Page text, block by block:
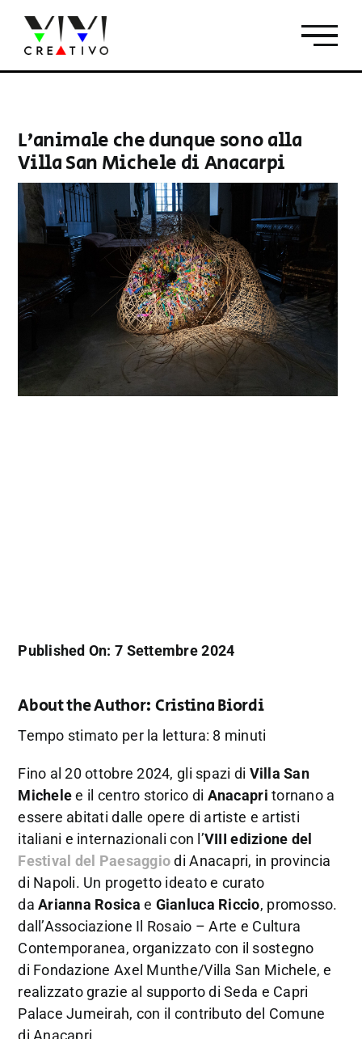
contenuto
L’animale che dunque sono alla
Villa San Michele di Anacarpi
Published On: 7 Settembre 2024
About the Author: Cristina Biordi
Tempo stimato per la lettura: 8 minuti
Fino al 20 ottobre 2024, gli spazi di Villa San
Michelee il centro storico di Anacapri tornano a
essere abitati dalle opere di artiste e artisti
italiani e internazionali con l’VIII edizione del
Festival del Paesaggiodi Anacapri, in provincia
di Napoli. Un progetto ideato e curato
daArianna Rosica e Gianluca Riccio, promosso.
dall’Associazione Il Rosaio – Arte e Cultura
Contemporanea, organizzato con il sostegno
di Fondazione Axel Munthe/Villa San Michele, e
realizzato grazie al supporto di Seda e Capri
Palace Jumeirah, con il contributo del Comune
di Anacapri